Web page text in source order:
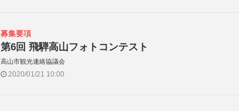
募集要項
第6回 飛騨高山フォトコンテスト
高山市観光連絡協議会
2020/01/21 10:00